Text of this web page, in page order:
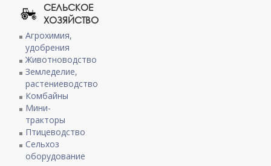
СЕЛЬСКОЕ
ХОЗЯЙСТВО
Агрохимия,
удобрения
Животноводство
Земледелие,
растениеводство
Комбайны
Мини-
тракторы
Птицеводство
Сельхоз
оборудование